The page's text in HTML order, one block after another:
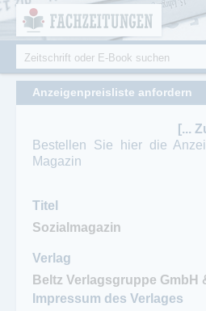
Fachzeitungen.de - Das
Fachmagazine
Suchformular
Suche
Anzeigenpreisliste anfordern
[...
Bestellen Sie hier die
Magazin
Titel
Verlag
Impressum des Verlages
Cookie-Einstellungen